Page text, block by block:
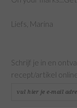
Liefs, Marina
Schrijf je in en
recept/artikel
vul